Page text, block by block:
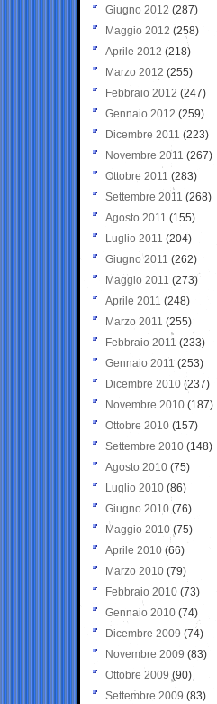
Giugno 2012 (287)
Maggio 2012 (258)
Aprile 2012 (218)
Marzo 2012 (255)
Febbraio 2012 (247)
Gennaio 2012 (259)
Dicembre 2011 (223)
Novembre 2011 (267)
Ottobre 2011 (283)
Settembre 2011 (268)
Agosto 2011 (155)
Luglio 2011 (204)
Giugno 2011 (262)
Maggio 2011 (273)
Aprile 2011 (248)
Marzo 2011 (255)
Febbraio 2011 (233)
Gennaio 2011 (253)
Dicembre 2010 (237)
Novembre 2010 (187)
Ottobre 2010 (157)
Settembre 2010 (148)
Agosto 2010 (75)
Luglio 2010 (86)
Giugno 2010 (76)
Maggio 2010 (75)
Aprile 2010 (66)
Marzo 2010 (79)
Febbraio 2010 (73)
Gennaio 2010 (74)
Dicembre 2009 (74)
Novembre 2009 (83)
Ottobre 2009 (90)
Settembre 2009 (83)